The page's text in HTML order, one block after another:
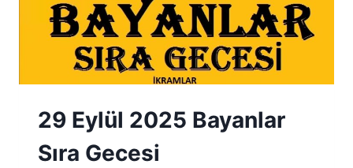
29 Eylül 2025 Bayanlar
Sıra Gecesi